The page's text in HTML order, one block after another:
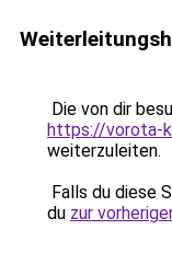
Die von dir
https://vorota-
weiterzuleiten.
Falls du diese
du zur